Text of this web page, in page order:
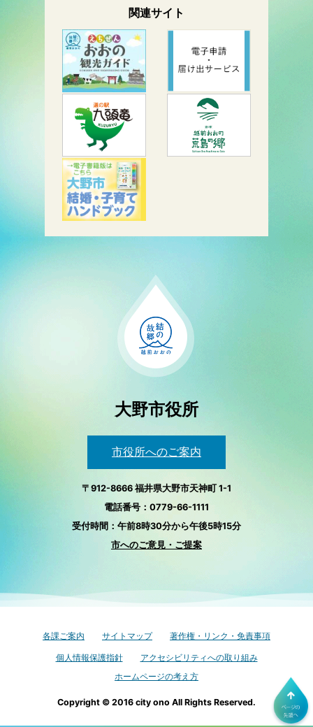
関連サイト
大野市役所
市役所へのご案内
〒912-8666 福井県大野市天神町 1-1
電話番号：0779-66-1111
受付時間：午前8時30分から午後5時15分
市へのご意見・ご提案
各課ご案内 サイトマップ 著作権・リンク・免責事項
個人情報保護指針
アクセシビリティへの取り組み
ホームページの考え方
Copyright © 2016 city ono All Rights Reserved.